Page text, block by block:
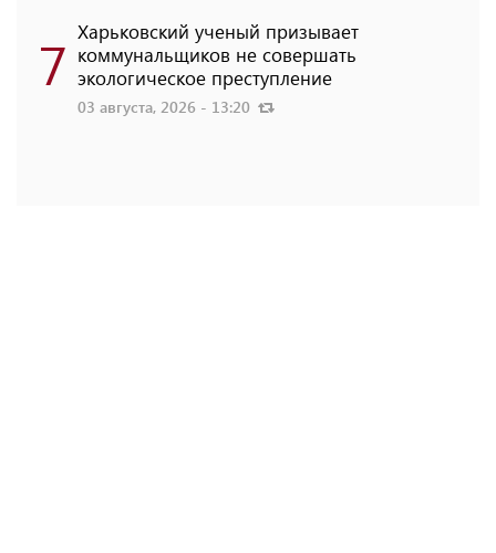
7 Харьковский ученый призывает
коммунальщиков не совершать
экологическое преступление
03 августа, 2026 - 13:20